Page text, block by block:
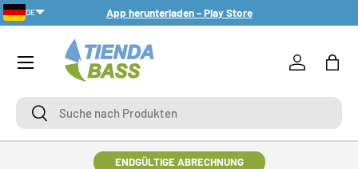
DIREKT ZUM INHALT
App herunterladen – Play Store
SucheSuche
Einloggen
ENDGÜLTIGE ABRECHNUNG
DE